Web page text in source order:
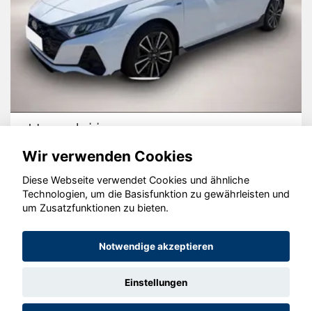
Hyundai i20
© konjunkturmotor.de GmbH 2020 - 2026
Wir verwenden Cookies
Diese Webseite verwendet Cookies und ähnliche
Technologien, um die Basisfunktion zu gewährleisten und
um Zusatzfunktionen zu bieten.
Notwendige akzeptieren
Einstellungen